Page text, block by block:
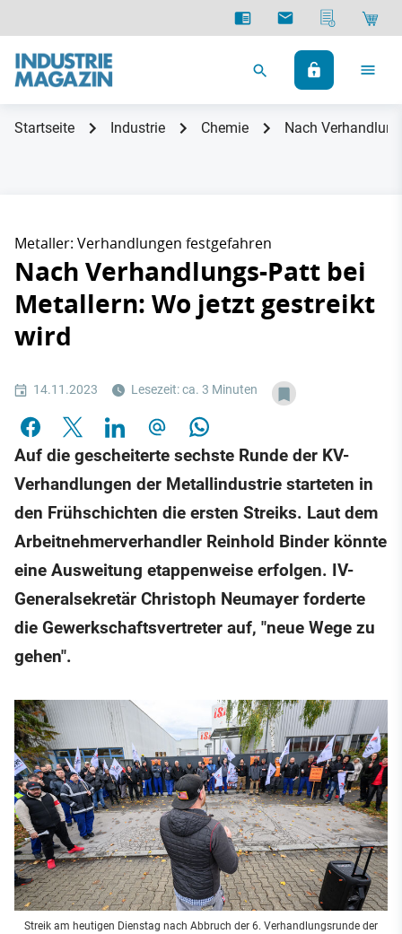
Startseite Industrie Chemie Nach
Metaller: Verhandlungen festgefahren
Nach Verhandlungs-Patt bei
Metallern: Wo jetzt gestreikt
wird
14.11.2023 Lesezeit: ca. 3 Minuten
Auf die gescheiterte sechste Runde der KV-
Verhandlungen der Metallindustrie starteten in
den Frühschichten die ersten Streiks. Laut dem
Arbeitnehmerverhandler Reinhold Binder könnte
eine Ausweitung etappenweise erfolgen. IV-
Generalsekretär Christoph Neumayer forderte
die Gewerkschaftsvertreter auf, "neue Wege zu
gehen".
Streik am heutigen Dienstag nach Abbruch der 6. Verhandlungsrunde der